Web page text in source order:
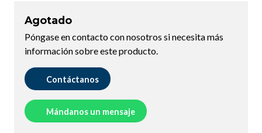
Agotado
Póngase en contacto con nosotros si necesita más
información sobre este producto.
Contáctanos
Mándanos un mensaje